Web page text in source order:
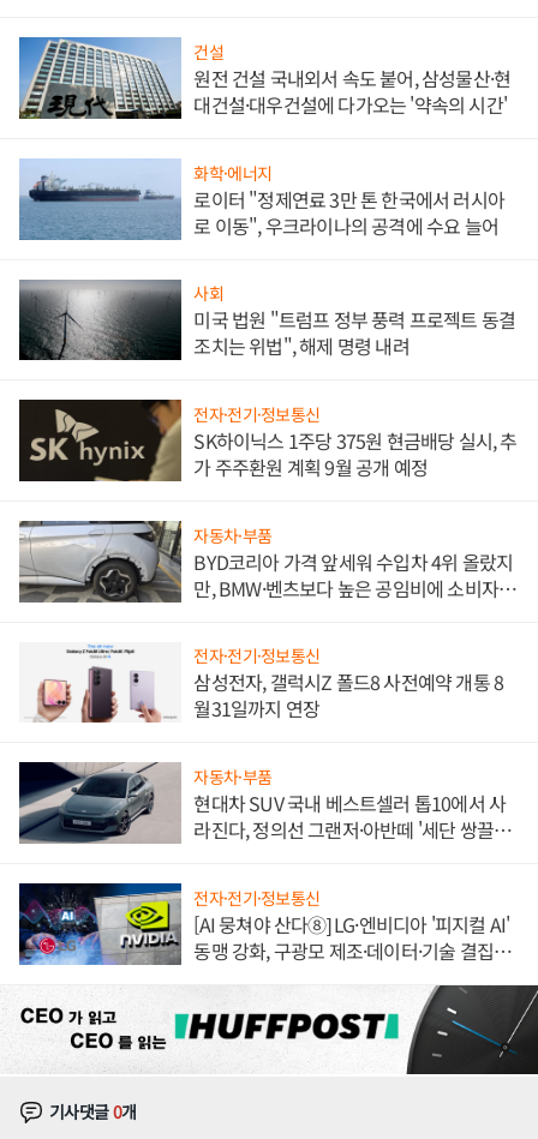
건설
원전 건설 국내외서 속도 붙어, 삼성물산·현
대건설·대우건설에 다가오는 '약속의 시간'
화학·에너지
로이터 "정제연료 3만 톤 한국에서 러시아
로 이동", 우크라이나의 공격에 수요 늘어
사회
미국 법원 "트럼프 정부 풍력 프로젝트 동결
조치는 위법", 해제 명령 내려
전자·전기·정보통신
SK하이닉스 1주당 375원 현금배당 실시, 추
가 주주환원 계획 9월 공개 예정
자동차·부품
BYD코리아 가격 앞세워 수입차 4위 올랐지
만, BMW·벤츠보다 높은 공임비에 소비자
전자·전기·정보통신
삼성전자, 갤럭시Z 폴드8 사전예약 개통 8
월31일까지 연장
자동차·부품
현대차 SUV 국내 베스트셀러 톱10에서 사
라진다, 정의선 그랜저·아반떼 '세단 쌍끌
전자·전기·정보통신
[AI 뭉쳐야 산다⑧] LG·엔비디아 '피지컬 AI'
동맹 강화, 구광모 제조·데이터·기술 결집
기사댓글0개